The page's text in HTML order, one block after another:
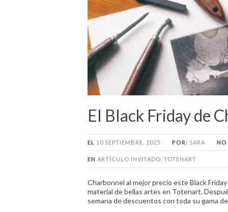
El Black Friday de
EL 10 SEPTIEMBRE, 2025 POR: SARA NO
EN ARTÍCULO INVITADO TOTENART
Charbonnel al mejor precio este Black
material de bellas artes en Totenart.
semana de descuentos con toda su gama